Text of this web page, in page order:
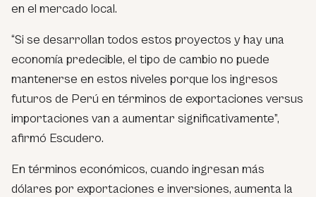
en el mercado local.
“Si se desarrollan todos estos proyectos y hay una
economía predecible, el tipo de cambio no puede
mantenerse en estos niveles porque los ingresos
futuros de Perú en términos de exportaciones versus
importaciones van a aumentar significativamente”,
afirmó Escudero.
En términos económicos, cuando ingresan más
dólares por exportaciones e inversiones, aumenta la